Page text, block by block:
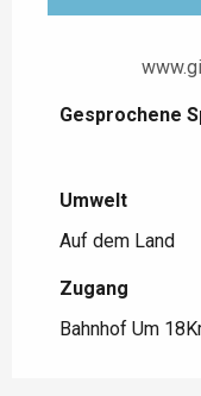
Gesprochene
Gesprochene
Umwelt
Umwelt
Auf dem Land
Zugang
Zugang
Bahnhof Um